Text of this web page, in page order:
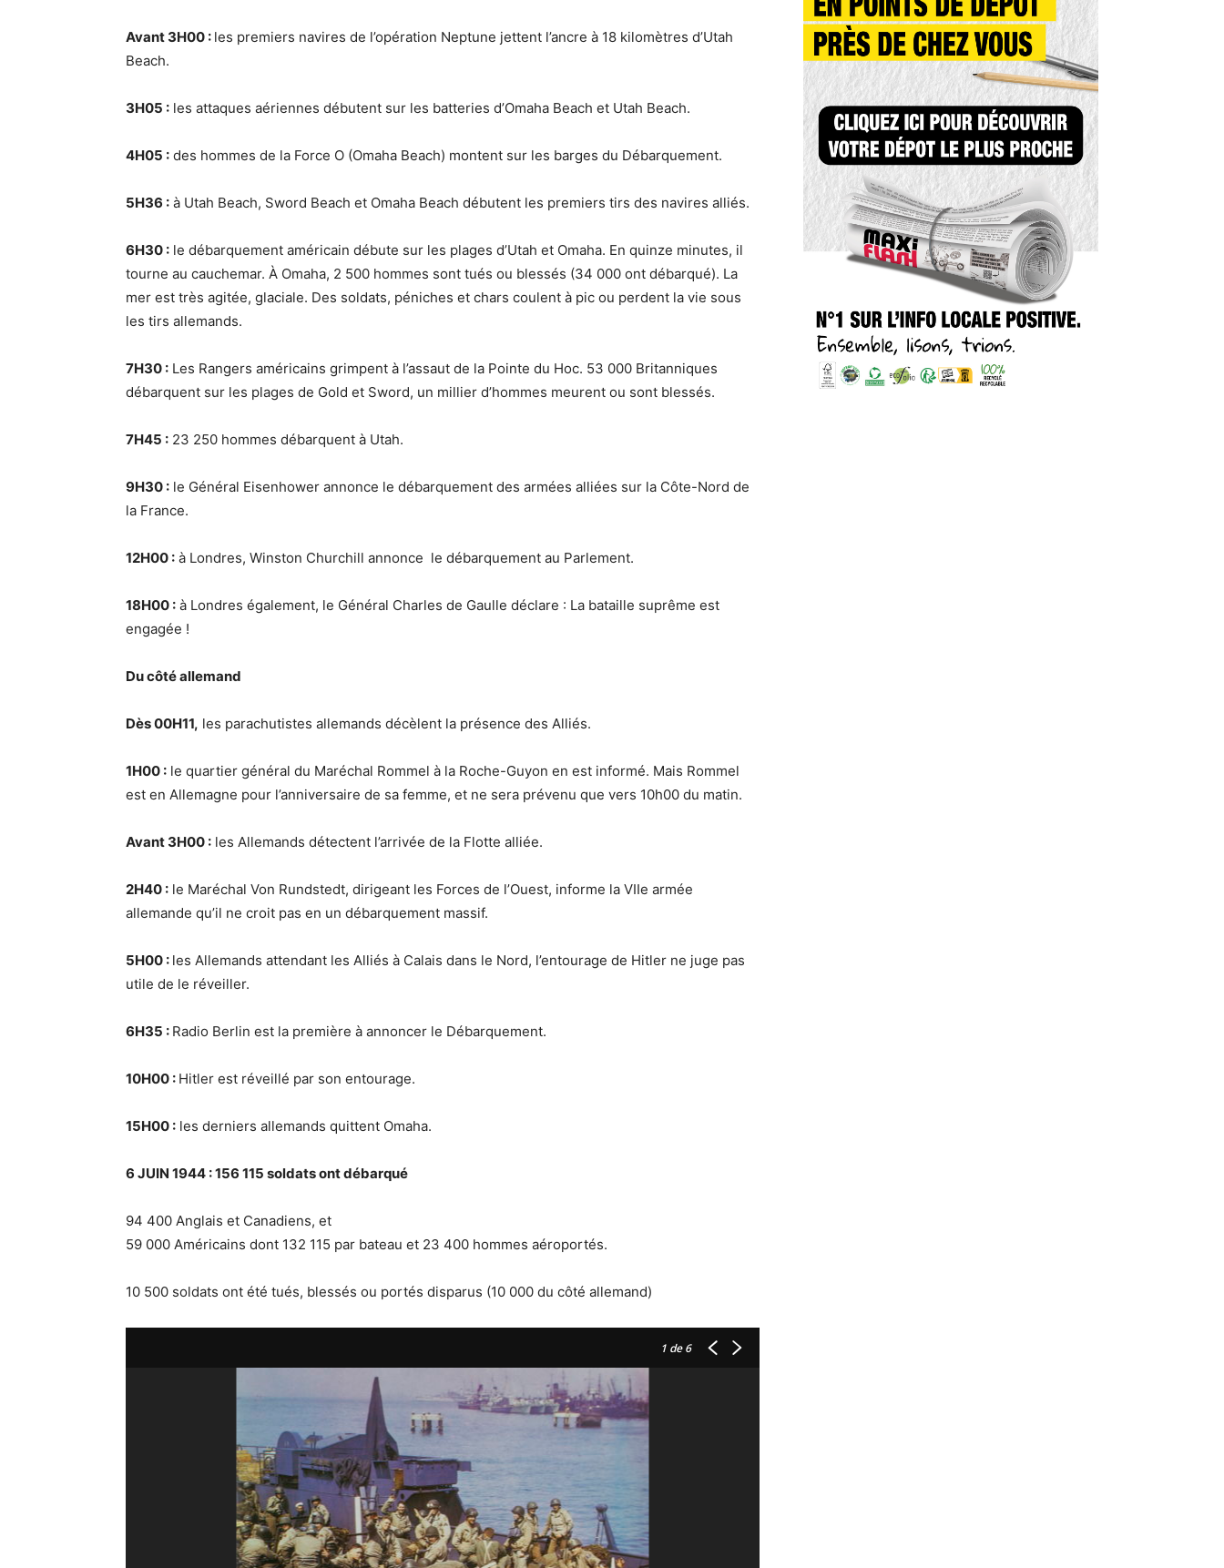
Avant 3H00 : les premiers navires de l’opération Neptune jettent l’ancre à 18 kilomètres d’Utah
Beach.
3H05 : les attaques aériennes débutent sur les batteries d’Omaha Beach et Utah Beach.
4H05 : des hommes de la Force O (Omaha Beach) montent sur les barges du Débarquement.
5H36 : à Utah Beach, Sword Beach et Omaha Beach débutent les premiers tirs des navires alliés.
6H30 : le débarquement américain débute sur les plages d’Utah et Omaha. En quinze minutes, il
tourne au cauchemar. À Omaha, 2 500 hommes sont tués ou blessés (34 000 ont débarqué). La
mer est très agitée, glaciale. Des soldats, péniches et chars coulent à pic ou perdent la vie sous
les tirs allemands.
7H30 : Les Rangers américains grimpent à l’assaut de la Pointe du Hoc. 53 000 Britanniques
débarquent sur les plages de Gold et Sword, un millier d’hommes meurent ou sont blessés.
7H45 : 23 250 hommes débarquent à Utah.
9H30 : le Général Eisenhower annonce le débarquement des armées alliées sur la Côte-Nord de
la France.
12H00 : à Londres, Winston Churchill annonce le débarquement au Parlement.
18H00 : à Londres également, le Général Charles de Gaulle déclare : La bataille suprême est
engagée !
Du côté allemand
Dès 00H11, les parachutistes allemands décèlent la présence des Alliés.
1H00 : le quartier général du Maréchal Rommel à la Roche-Guyon en est informé. Mais Rommel
est en Allemagne pour l’anniversaire de sa femme, et ne sera prévenu que vers 10h00 du matin.
Avant 3H00 : les Allemands détectent l’arrivée de la Flotte alliée.
2H40 : le Maréchal Von Rundstedt, dirigeant les Forces de l’Ouest, informe la VIIe armée
allemande qu’il ne croit pas en un débarquement massif.
5H00 : les Allemands attendant les Alliés à Calais dans le Nord, l’entourage de Hitler ne juge pas
utile de le réveiller.
6H35 : Radio Berlin est la première à annoncer le Débarquement.
10H00 : Hitler est réveillé par son entourage.
15H00 : les derniers allemands quittent Omaha.
6 JUIN 1944 :156 115 soldats ont débarqué
94 400 Anglais et Canadiens, et
59 000 Américains dont 132 115 par bateau et 23 400 hommes aéroportés.
10 500 soldats ont été tués, blessés ou portés disparus (10 000 du côté allemand)
1 de 6